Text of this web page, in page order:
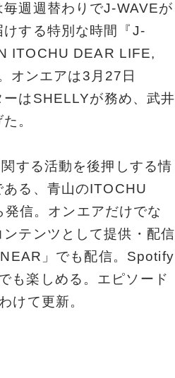
週週替わりでJ-WAVEが
する特別な時間『J-
ITOCHU DEAR LIFE,
オンエアは3月27日
ーはSHELLYが務め、武井
。
する活動を後押しする情
る、青山のITOCHU
信。オンエアだけでな
ンテンツとして提供・配信
」でも配信。Spotify
も楽しめる。エピソード
けて更新。